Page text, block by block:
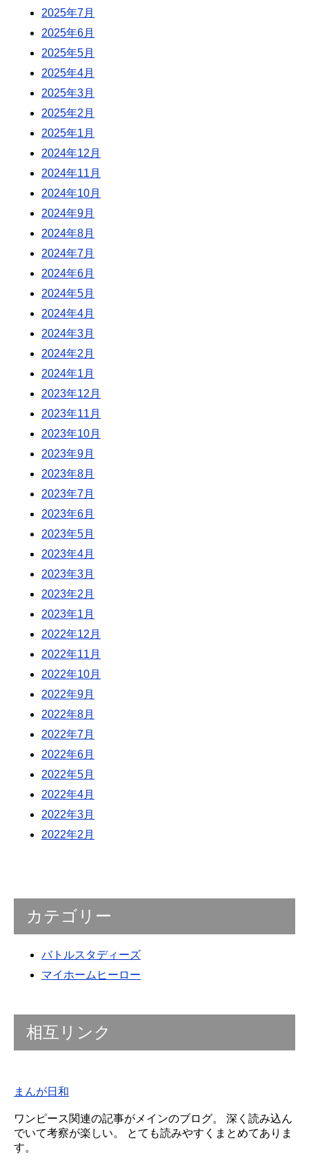
2025年7月
2025年6月
2025年5月
2025年4月
2025年3月
2025年2月
2025年1月
2024年12月
2024年11月
2024年10月
2024年9月
2024年8月
2024年7月
2024年6月
2024年5月
2024年4月
2024年3月
2024年2月
2024年1月
2023年12月
2023年11月
2023年10月
2023年9月
2023年8月
2023年7月
2023年6月
2023年5月
2023年4月
2023年3月
2023年2月
2023年1月
2022年12月
2022年11月
2022年10月
2022年9月
2022年8月
2022年7月
2022年6月
2022年5月
2022年4月
2022年3月
2022年2月
カテゴリー
バトルスタディーズ
マイホームヒーロー
相互リンク
まんが日和
ワンピース関連の記事がメインのブログ。 深く読み込ん
でいて考察が楽しい。 とても読みやすくまとめてありま
す。